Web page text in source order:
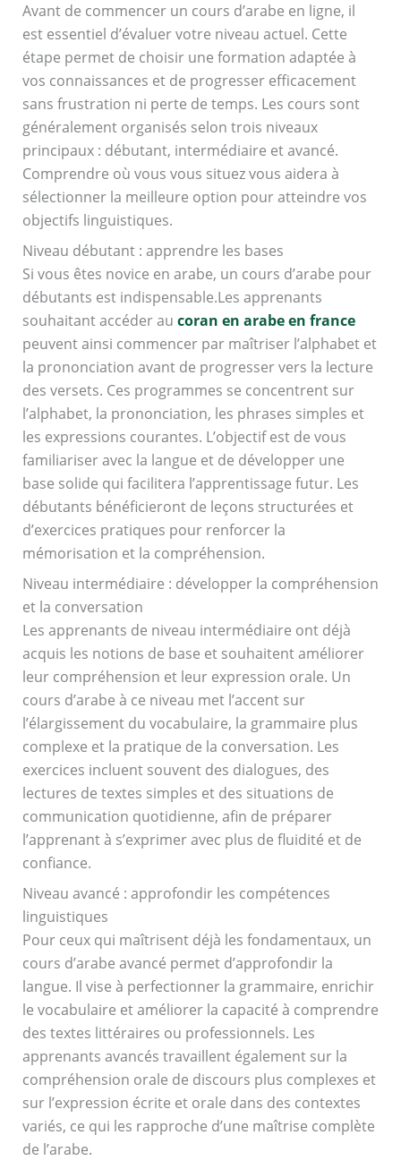
Avant de commencer un cours d’arabe en ligne, il
est essentiel d’évaluer votre niveau actuel. Cette
étape permet de choisir une formation adaptée à
vos connaissances et de progresser efficacement
sans frustration ni perte de temps. Les cours sont
généralement organisés selon trois niveaux
principaux : débutant, intermédiaire et avancé.
Comprendre où vous vous situez vous aidera à
sélectionner la meilleure option pour atteindre vos
objectifs linguistiques.
Niveau débutant : apprendre les bases
Si vous êtes novice en arabe, un cours d’arabe pour
débutants est indispensable.Les apprenants
souhaitant accéder au coran en arabe en france
peuvent ainsi commencer par maîtriser l’alphabet et
la prononciation avant de progresser vers la lecture
des versets. Ces programmes se concentrent sur
l’alphabet, la prononciation, les phrases simples et
les expressions courantes. L’objectif est de vous
familiariser avec la langue et de développer une
base solide qui facilitera l’apprentissage futur. Les
débutants bénéficieront de leçons structurées et
d’exercices pratiques pour renforcer la
mémorisation et la compréhension.
Niveau intermédiaire : développer la compréhension
et la conversation
Les apprenants de niveau intermédiaire ont déjà
acquis les notions de base et souhaitent améliorer
leur compréhension et leur expression orale. Un
cours d’arabe à ce niveau met l’accent sur
l’élargissement du vocabulaire, la grammaire plus
complexe et la pratique de la conversation. Les
exercices incluent souvent des dialogues, des
lectures de textes simples et des situations de
communication quotidienne, afin de préparer
l’apprenant à s’exprimer avec plus de fluidité et de
confiance.
Niveau avancé : approfondir les compétences
linguistiques
Pour ceux qui maîtrisent déjà les fondamentaux, un
cours d’arabe avancé permet d’approfondir la
langue. Il vise à perfectionner la grammaire, enrichir
le vocabulaire et améliorer la capacité à comprendre
des textes littéraires ou professionnels. Les
apprenants avancés travaillent également sur la
compréhension orale de discours plus complexes et
sur l’expression écrite et orale dans des contextes
variés, ce qui les rapproche d’une maîtrise complète
de l’arabe.